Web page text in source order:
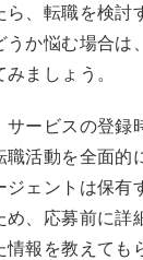
ら、転職を検討
か悩む場合は
ましょう。
ービスの登録
活動を全面的
ジェントは保有
め、応募前に詳
報を教えても